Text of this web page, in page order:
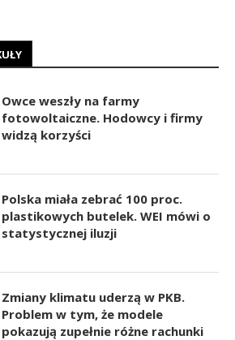
Owce weszły na farmy
fotowoltaiczne. Hodowcy i firmy
widzą korzyści
Polska miała zebrać 100 proc.
plastikowych butelek. WEI mówi o
statystycznej iluzji
Zmiany klimatu uderzą w PKB.
Problem w tym, że modele
pokazują zupełnie różne rachunki